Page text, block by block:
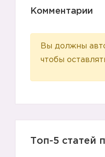
Комментарии
Вы должны
чтобы
Топ-5 статей